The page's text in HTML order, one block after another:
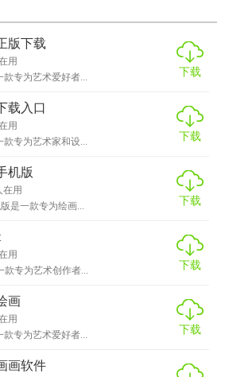
图片并分享至社交平台，画作可保
容】
和色卡资源：涵盖动漫、风景、人物
直接套用或自由调整，节省创作时
条修正和色彩推荐，即使是绘画基础
成专业感十足的作品。
动主题：保持内容新鲜度，让用户始
题材和创作灵感。
户可以根据自己的兴趣和水平选择合
画学习。
画页面，用户可以使用各种画笔和上
版下载
用
专为艺术爱好者...
下载
载入口
用
专为艺术家和设...
下载
机版
在用
是一款专为绘画...
下载
用
款专为艺术创作者...
下载
画
用
专为艺术爱好者...
下载
画软件